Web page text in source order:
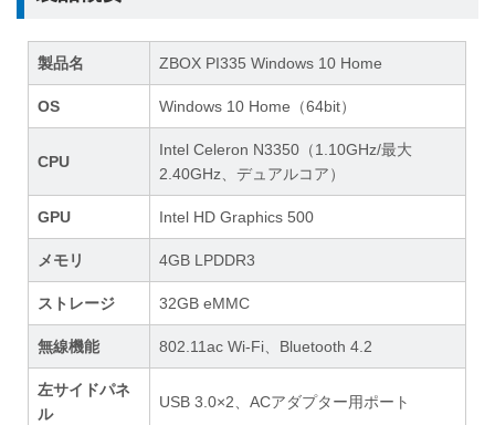
製品名 ZBOX PI335 Windows 10 Home
OS Windows 10 Home（64bit）
CPU
Intel Celeron N3350（1.10GHz/最大
2.40GHz、デュアルコア）
GPU Intel HD Graphics 500
メモリ 4GB LPDDR3
ストレージ 32GB eMMC
無線機能 802.11ac Wi-Fi、Bluetooth 4.2
左サイドパネ
ル
USB 3.0×2、ACアダプター用ポート